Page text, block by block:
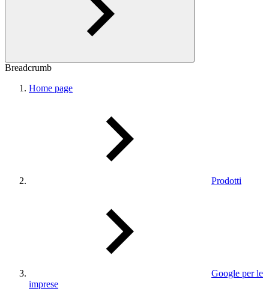
Breadcrumb
Home page
Prodotti
Google per le
imprese